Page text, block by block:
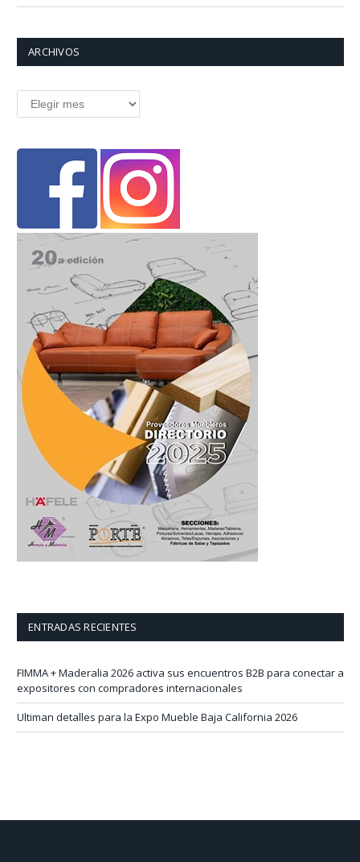
ARCHIVOS
Archivos
ENTRADAS RECIENTES
FIMMA + Maderalia 2026 activa sus encuentros B2B para conectar a
expositores con compradores internacionales
Ultiman detalles para la Expo Mueble Baja California 2026